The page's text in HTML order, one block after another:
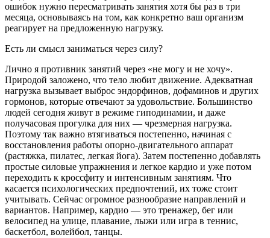
ошибок нужно пересматривать занятия хотя бы раз в три
месяца, основываясь на том, как конкретно ваш организм
реагирует на предложенную нагрузку.
Есть ли смысл заниматься через силу?
Лично я противник занятий через «не могу и не хочу».
Природой заложено, что тело любит движение. Адекватная
нагрузка вызывает выброс эндорфинов, дофаминов и других
гормонов, которые отвечают за удовольствие. Большинство
людей сегодня живут в режиме гиподинамии, и даже
получасовая прогулка для них — чрезмерная нагрузка.
Поэтому так важно втягиваться постепенно, начиная с
восстановления работы опорно-двигательного аппарат
(растяжка, пилатес, легкая йога). Затем постепенно добавлять
простые силовые упражнения и легкое кардио и уже потом
переходить к кроссфиту и интенсивным занятиям. Что
касается психологических предпочтений, их тоже стоит
учитывать. Сейчас огромное разнообразие направлений и
вариантов. Например, кардио — это тренажер, бег или
велосипед на улице, плавание, лыжи или игра в теннис,
баскетбол, волейбол, танцы.